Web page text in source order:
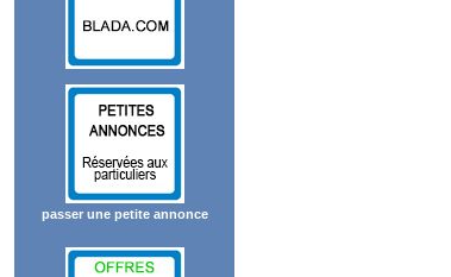
passer une petite annonce